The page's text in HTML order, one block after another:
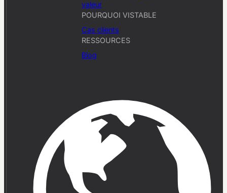
valeur
POURQUOI VISTABLE
Cas clients
RESSOURCES
Blog